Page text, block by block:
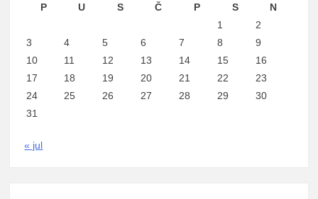
P
U S Č P S
N
1
2
3
4 5 6 7 8
9
10
11 12 13 14 15
16
17
18 19 20 21 22
23
24
25 26 27 28 29
30
31
« jul